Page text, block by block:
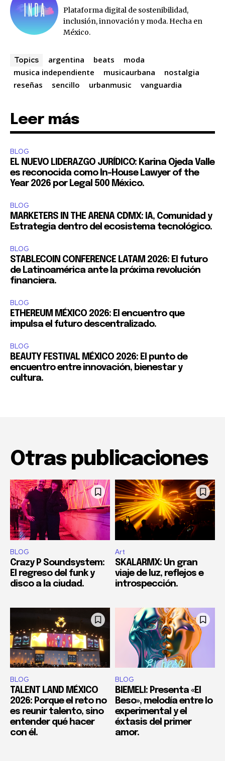
Plataforma digital de sostenibilidad,
inclusión, innovación y moda. Hecha en
México.
Topics argentina beats
moda
musica independiente
musicaurbana
nostalgia
reseñas
sencillo urbanmusic vanguardia
Leer más
BLOG
EL NUEVO LIDERAZGO JURÍDICO: Karina Ojeda Valle
es reconocida como In-House Lawyer of the
Year 2026 por Legal 500 México.
BLOG
MARKETERS IN THE ARENA CDMX: IA, Comunidad y
Estrategia dentro del ecosistema tecnológico.
BLOG
STABLECOIN CONFERENCE LATAM 2026: El futuro
de Latinoamérica ante la próxima revolución
financiera.
BLOG
ETHEREUM MÉXICO 2026: El encuentro que
impulsa el futuro descentralizado.
BLOG
BEAUTY FESTIVAL MÉXICO 2026: El punto de
encuentro entre innovación, bienestar y
cultura.
Otras publicaciones
BLOG
Crazy P Soundsystem:
El regreso del funk y
disco a la ciudad.
Art
SKALARMX: Un gran
viaje de luz, reflejos e
introspección.
BLOG
TALENT LAND MÉXICO
2026: Porque el reto no
es reunir talento, sino
entender qué hacer
con él.
BLOG
BIEMELI: Presenta «El
Beso», melodía entre lo
experimental y el
éxtasis del primer
amor.